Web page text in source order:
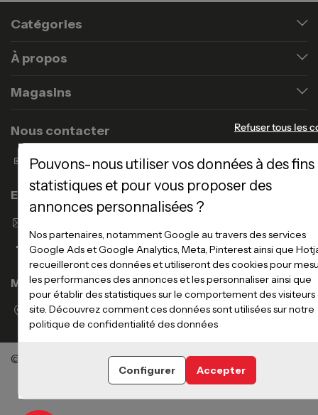
Catégories
À propos
Magasins
Nous contacter
Formulaire de contact
Enseigne Atlas Home
Magasins
Voir la liste des magasins
©Meubles Atlas / Atlas NewcoTous droits réservés
Refuser tous les
Pouvons-nous utiliser vos données à des fins
statistiques et pour vous proposer des
annonces personnalisées ?
Nos partenaires, notamment Google au travers des services
Google Ads et Google Analytics, Meta, Pinterest ainsi que
recueilleront ces données et utiliseront des cookies pour
les performances des annonces et les personnaliser ainsi que
pour établir des statistiques sur le comportement des visiteurs
site. Découvrez comment ces données sont utilisées sur notre
politique de confidentialité des données
Configurer Accepter